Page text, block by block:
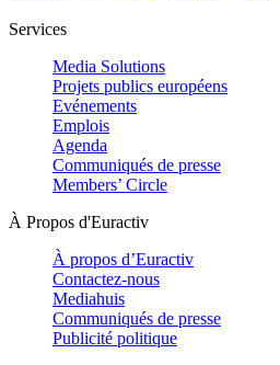
Services
Media Solutions
Projets publics européens
Evénements
Emplois
Agenda
Communiqués de presse
Members’ Circle
À Propos d'Euractiv
À propos d’Euractiv
Contactez-nous
Mediahuis
Communiqués de presse
Publicité politique